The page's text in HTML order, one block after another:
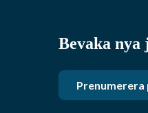
Bevaka nya
Prenumerera